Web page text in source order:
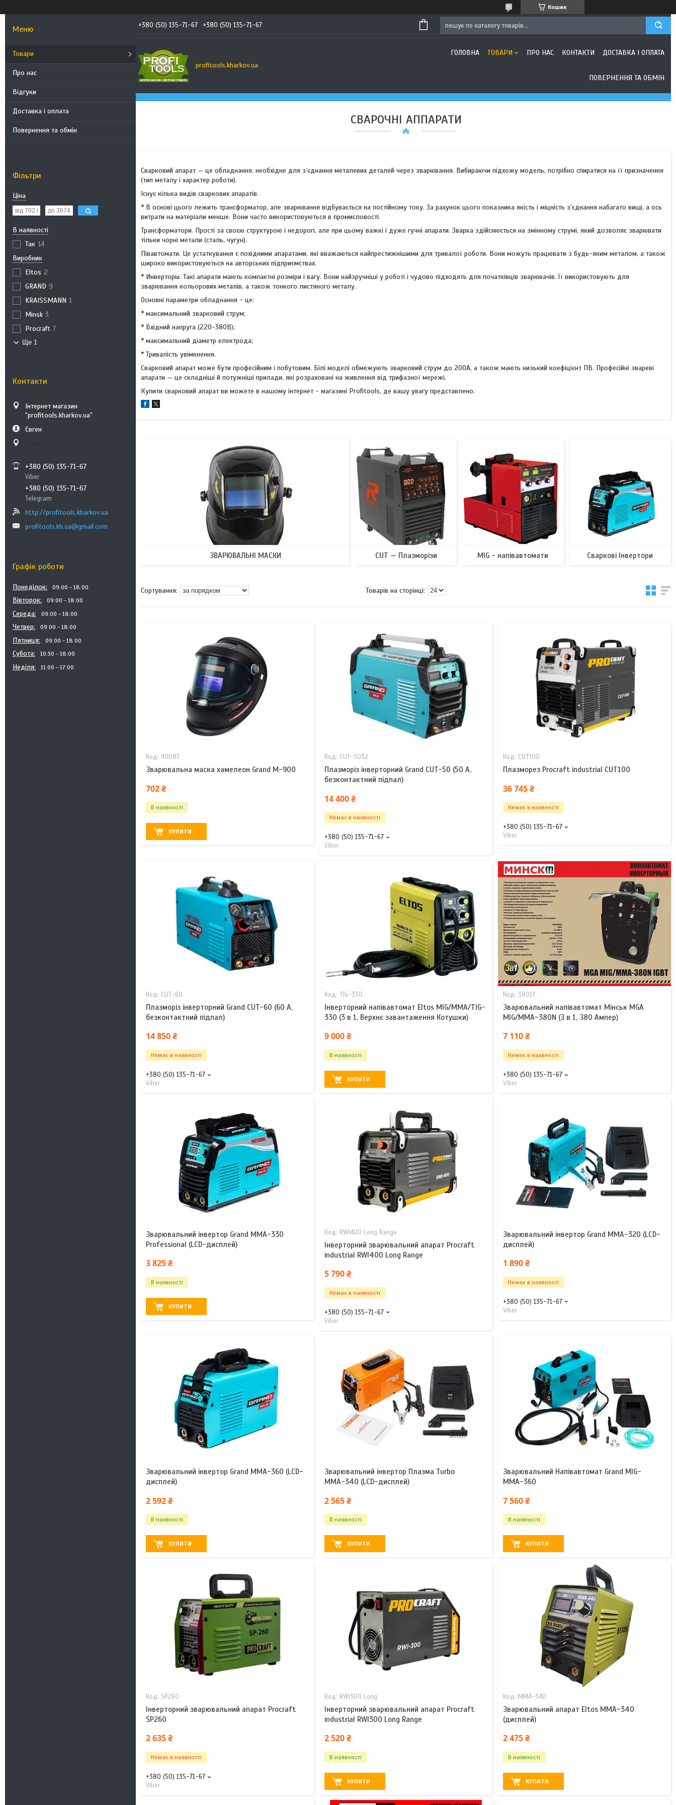
Кошик
Товари
Про нас
Відгуки
Доставка і оплата
Повернення та обмін
Фільтри
Ціна
В наявності
Так 14
Виробник
Eltos 2
GRAND 9
KRAISSMANN 1
Minsk 3
Procraft 7
Ще 1
Контакти
Інтернет магазин
"profitools.kharkov.ua"
Євген
+380 (50) 135-71-67
Viber
+380 (50) 135-71-67
Telegram
http://profitools.kharkov.ua
profitools.kh.ua@gmail.com
Графік роботи
Понеділок 09:00 18:00
Вівторок 09:00 18:00
Середа 09:00 18:00
Четвер 09:00 18:00
Пʼятниця 09:00 18:00
Субота 10:30 18:00
Неділя 11:00 17:00
+380 (50) 135-71-67 +380 (50) 135-71-67
profitools.kharkov.ua
ГОЛОВНА ТОВАРИ ПРО НАС КОНТАКТИ ДОСТАВКА І ОПЛАТА
ПОВЕРНЕННЯ ТА ОБМІН
СВАРОЧНІ АППАРАТИ
Сварковий апарат — це обладнання, необхідне для з’єднання металевих деталей через зварювання. Вибираючи підхожу модель, потрібно спиратися на її призначення
(тип металу і характер роботи).
Існує кілька видів сваркових апаратів.
* В основі цього лежить трансформатор, але зварювання відбувається на постійному току. За рахунок цього показника якість і міцність з'єднання набагато вищі, а ось
витрати на матеріали менше. Вони часто використовуються в промисловості.
Трансформатори. Прості за своєю структурою і недорогі, але при цьому важкі і дуже гучні апарати. Зварка здійснюється на змінному струмі, який дозволяє зварювати
тільки чорні метали (сталь, чугун).
Півавтомати. Це устаткування є похідними апаратами, які вважаються найпрестижнішими для тривалої роботи. Вони можуть працювати з будь-яким металом, а також
широко використовуються на авторських підприємствах.
* Инверторы. Такі апарати мають компактні розміри і вагу. Вони найзручніші у роботі і чудово підходять для початківців зварювачів. Її використовують для
зварювання кольорових металів, а також тонкого листяного металу.
Основні параметри обладнання - це:
* максимальний зварковий струм;
* Вхідний напруга (220-380В);
* максимальний діаметр електрода;
* Тривалість увімкнення.
Сварковий апарат може бути професійним і побутовим. Білі моделі обмежують зварковий струм до 200А, а також мають низький коефіцієнт ПВ. Професійні звареві
апарати — це складніші й потужніші прилади, які розраховані на живлення від трифазної мережі.
Купити сварковий апарат ви можете в нашому інтернет - магазині Profitools, де вашу увагу представлено.
ЗВАРЮВАЛЬНІ МАСКИ CUT — Плазморізи MIG - напівавтомати Сваркові Інвертори
90087
Зварювальна маска хамелеон Grand М-900
702 ₴
В наявності
КУПИТИ
CUT-5032
Плазморіз інверторний Grand CUT-50 (50 А,
безконтактний підпал)
14 400 ₴
Немає в наявності
+380 (50) 135-71-67
Viber
CUT100
Плазморез Procraft industrial CUT100
36 745 ₴
Немає в наявності
+380 (50) 135-71-67
Viber
CUT-60
Плазморіз інверторний Grand CUT-60 (60 А,
безконтактний підпал)
14 850 ₴
Немає в наявності
+380 (50) 135-71-67
Viber
TIG-330
Інверторний напівавтомат Eltos MIG/MMA/TIG-
330 (3 в 1, Верхнє завантаження Котушки)
9 000 ₴
В наявності
КУПИТИ
38017
Зварювальний напівавтомат Мінськ MGA
MIG/MMA-380N (З в 1, З80 Aмпep)
7 110 ₴
Немає в наявності
+380 (50) 135-71-67
Viber
Зварювальний інвертор Grand ММА-330
Professional (LCD-дисплей)
3 825 ₴
В наявності
КУПИТИ
RWI400 Long Range
Інверторний зварювальний апарат Procraft
industrial RWI400 Long Range
5 790 ₴
Немає в наявності
+380 (50) 135-71-67
Viber
Зварювальний інвертор Grand ММА-320 (LCD-
дисплей)
1 890 ₴
Немає в наявності
+380 (50) 135-71-67
Viber
Зварювальний інвертор Grand ММА-360 (LCD-
дисплей)
2 592 ₴
В наявності
КУПИТИ
Зварювальний інвертор Плазма Turbo
ММА-340 (LCD-дисплей)
2 565 ₴
В наявності
КУПИТИ
Зварювальний Напівавтомат Grand MIG-
ММА-360
7 560 ₴
В наявності
КУПИТИ
SP260
Інверторний зварювальний апарат Procraft
SP260
2 635 ₴
Немає в наявності
+380 (50) 135-71-67
Viber
RWI300 Long
Інверторний зварювальний апарат Procraft
industrial RWI300 Long Range
2 520 ₴
В наявності
КУПИТИ
MMA-340
Зварювальний апарат Eltos MMA-340
(дисплей)
2 475 ₴
В наявності
КУПИТИ